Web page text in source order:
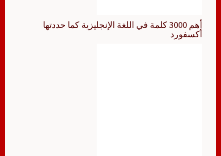
أهم 3000 كلمة في اللغة الإنجليزية كما حددتها
أكسفورد